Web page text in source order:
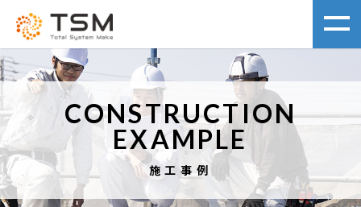
CONSTRUCTION
EXAMPLE
施工事例